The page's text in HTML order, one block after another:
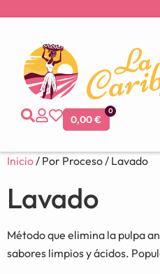
0,00€
0
Inicio/ Por Proceso / Lavado
Lavado
Método que elimina la pulpa
sabores limpios y ácidos.